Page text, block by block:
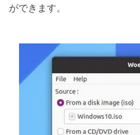
ができます。